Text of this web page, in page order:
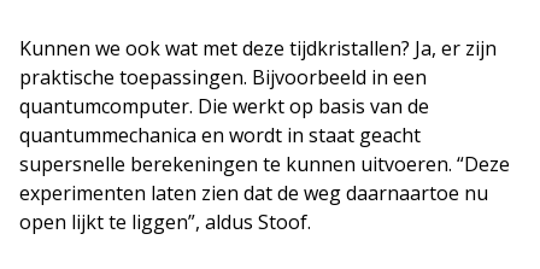
Kunnen we ook wat met deze tijdkristallen? Ja, er zijn
praktische toepassingen. Bijvoorbeeld in een
quantumcomputer. Die werkt op basis van de
quantummechanica en wordt in staat geacht
supersnelle berekeningen te kunnen uitvoeren. “Deze
experimenten laten zien dat de weg daarnaartoe nu
open lijkt te liggen”, aldus Stoof.